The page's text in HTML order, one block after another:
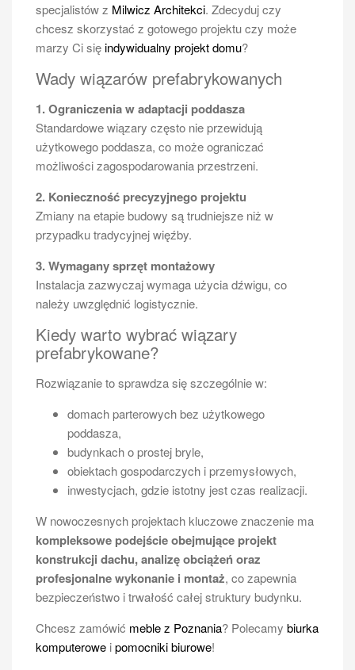
specjalistów z Milwicz Architekci. Zdecyduj czy
chcesz skorzystać z gotowego projektu czy może
marzy Ci sięindywidualny projekt domu?
Wady wiązarów prefabrykowanych
1. Ograniczenia w adaptacji poddasza
Standardowe wiązary często nie przewidują
użytkowego poddasza, co może ograniczać
możliwości zagospodarowania przestrzeni.
2. Konieczność precyzyjnego projektu
Zmiany na etapie budowy są trudniejsze niż w
przypadku tradycyjnej więźby.
3. Wymagany sprzęt montażowy
Instalacja zazwyczaj wymaga użycia dźwigu, co
należy uwzględnić logistycznie.
Kiedy warto wybrać wiązary
prefabrykowane?
Rozwiązanie to sprawdza się szczególnie w:
domach parterowych bez użytkowego
poddasza,
budynkach o prostej bryle,
obiektach gospodarczych i przemysłowych,
inwestycjach, gdzie istotny jest czas realizacji.
W nowoczesnych projektach kluczowe znaczenie ma
kompleksowe podejście obejmujące projekt
konstrukcji dachu, analizę obciążeń oraz
profesjonalne wykonanie i montaż, co zapewnia
bezpieczeństwo i trwałość całej struktury budynku.
Chcesz zamówić meble z Poznania? Polecamy biurka
komputerowe ipomocniki biurowe!